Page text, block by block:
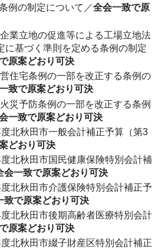
例の制定について／全会一致で原
業立地の促進等による工場立地法
に基づく準則を定める条例の制定
原案どおり可決
住宅条例の一部を改正する条例の
致で原案どおり可決
災予防条例の一部を改正する条例
一致で原案どおり可決
北秋田市一般会計補正予算（第3
どおり可決
北秋田市国民健康保険特別会計補
会一致で原案どおり可決
北秋田市介護保険特別会計補正予
致で原案どおり可決
北秋田市後期高齢者医療特別会計
原案どおり可決
北秋田市綴子財産区特別会計補正